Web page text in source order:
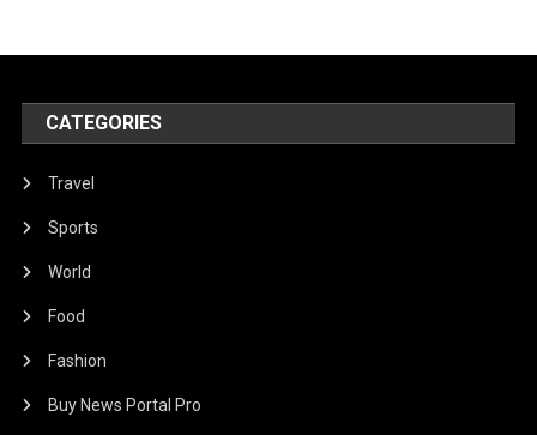
CATEGORIES
Travel
Sports
World
Food
Fashion
Buy News Portal Pro